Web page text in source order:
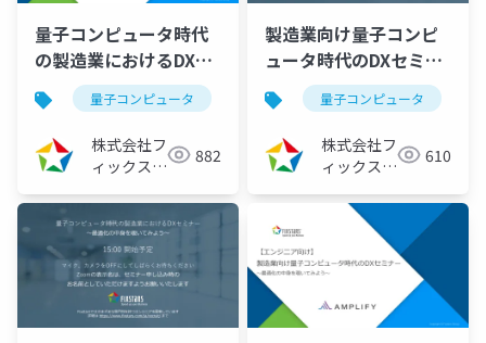
量子コンピュータ時代
の製造業におけるDXセ
ミナー －見える化、予
測・分析、その先の最
適化へ－
（2022/05/25）
量子コンピュータ 量子アニーリング イジングマ
株式会社フ
ィックスタ
882
製造業向け量子コンピ
ュータ時代のDXセミナ
ー ～最適化の中身を覗
いてみよう～
（2022/04/20）
量子コンピュータ
株式会社フ
ィックスタ
610